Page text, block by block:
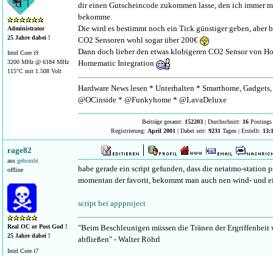
Administrator
25 Jahre dabei !
Intel Core i9
3200 MHz @ 6184 MHz
115°C mit 1.508 Volt
dir einen Gutscheincode zukommen lasse, den ich immer
bekomme.
Die wird es bestimmt noch ein Tick günstiger geben, aber
CO2 Sensoren wohl sogar über 200€
Dann doch lieber den etwas klobigeren CO2 Sensor von
Homematic Integration
Hardware News lesen * Unterhalten * Smarthome,
@OCinside * @Funkyhome * @LavaDeluxe
Beiträge gesamt: 152203 | Durchschnitt: 16 Postings
Registrierung: April 2001 | Dabei seit: 9231 Tagen | Erstellt:
rage82
aus gebombt
offline
Real OC or Post God !
25 Jahre dabei !
Intel Core i7
habe gerade ein script gefunden, dass die netatmo-station
momentan der favorit, bekommt man auch nen wind- und
script bei appproject
"Beim Beschleunigen müssen die Tränen der Ergriffenheit
abfließen" - Walter Röhrl